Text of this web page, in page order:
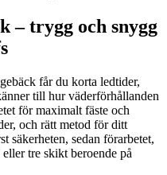
– trygg och snygg
får du korta ledtider,
till hur väderförhållanden
för maximalt fäste och
och rätt metod för ditt
säkerheten, sedan förarbetet,
tre skikt beroende på